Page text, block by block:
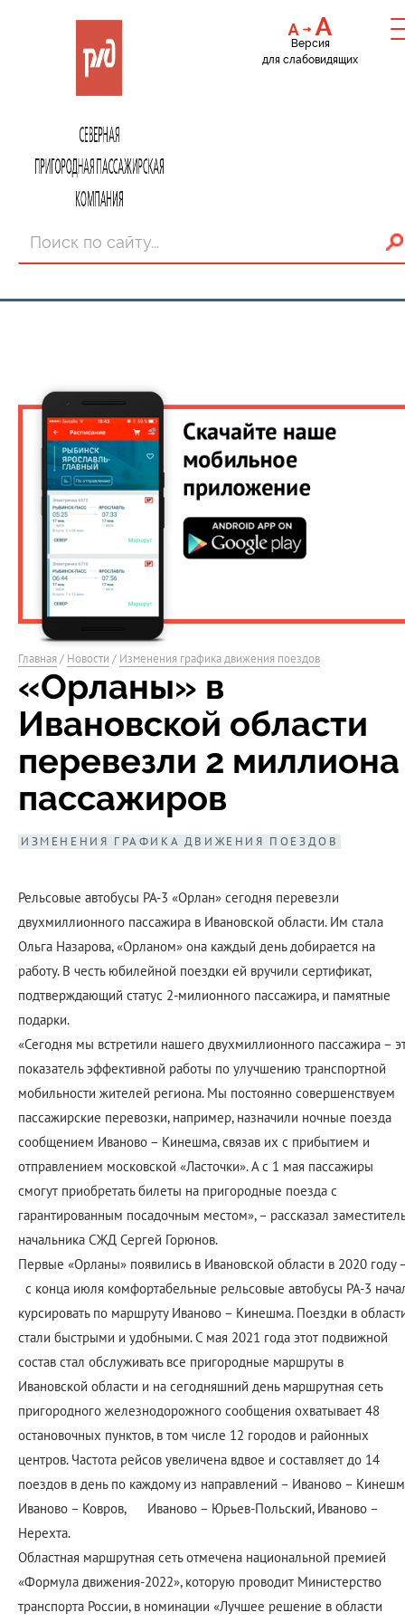
Версия
для слабовидящих
Главная/ Новости / Изменения графика движения поездов
«Орланы» в
Ивановской области
перевезли 2 миллиона
пассажиров
ИЗМЕНЕНИЯ ГРАФИКА ДВИЖЕНИЯ ПОЕЗДОВ
Рельсовые автобусы РА-3 «Орлан» сегодня перевезли
двухмиллионного пассажира в Ивановской области. Им стала
Ольга Назарова, «Орланом» она каждый день добирается на
работу. В честь юбилейной поездки ей вручили сертификат,
подтверждающий статус 2-милионного пассажира, и памятные
подарки.
«Сегодня мы встретили нашего двухмиллионного пассажира –
показатель эффективной работы по улучшению транспортной
мобильности жителей региона. Мы постоянно совершенствуем
пассажирские перевозки, например, назначили ночные поезда
сообщением Иваново – Кинешма, связав их с прибытием и
отправлением московской «Ласточки». А с 1 мая пассажиры
смогут приобретать билеты на пригородные поезда с
гарантированным посадочным местом», – рассказал заместитель
начальника СЖД Сергей Горюнов.
Первые «Орланы» появились в Ивановской области в 2020 году
с конца июля комфортабельные рельсовые автобусы РА-3
курсировать по маршруту Иваново – Кинешма. Поездки в
стали быстрыми и удобными. С мая 2021 года этот подвижной
состав стал обслуживать все пригородные маршруты в
Ивановской области и на сегодняшний день маршрутная сеть
пригородного железнодорожного сообщения охватывает 48
остановочных пунктов, в том числе 12 городов и районных
центров. Частота рейсов увеличена вдвое и составляет до 14
поездов в день по каждому из направлений – Иваново –
Иваново – Ковров, Иваново – Юрьев-Польский, Иваново –
Нерехта.
Областная маршрутная сеть отмечена национальной премией
«Формула движения-2022», которую проводит Министерство
транспорта России, в номинации «Лучшее решение в области